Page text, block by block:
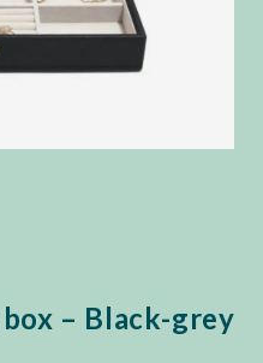
– Black-grey